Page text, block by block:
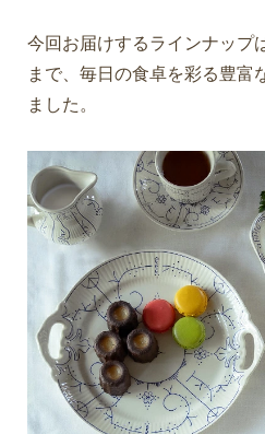
今回お届けするラインナップ
まで、毎日の食卓を彩る豊富
ました。